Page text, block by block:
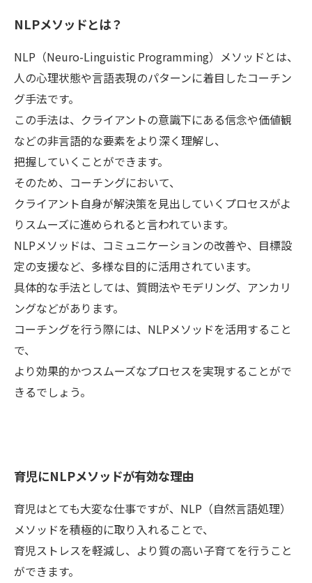
NLPメソッドとは？
NLP（Neuro-Linguistic Programming）メソッドとは、
人の心理状態や言語表現のパターンに着目したコーチン
グ手法です。
この手法は、クライアントの意識下にある信念や価値観
などの非言語的な要素をより深く理解し、
把握していくことができます。
そのため、コーチングにおいて、
クライアント自身が解決策を見出していくプロセスがよ
りスムーズに進められると言われています。
NLPメソッドは、コミュニケーションの改善や、目標設
定の支援など、多様な目的に活用されています。
具体的な手法としては、質問法やモデリング、アンカリ
ングなどがあります。
コーチングを行う際には、NLPメソッドを活用すること
で、
より効果的かつスムーズなプロセスを実現することがで
きるでしょう。
育児にNLPメソッドが有効な理由
育児はとても大変な仕事ですが、NLP（自然言語処理）
メソッドを積極的に取り入れることで、
育児ストレスを軽減し、より質の高い子育てを行うこと
ができます。